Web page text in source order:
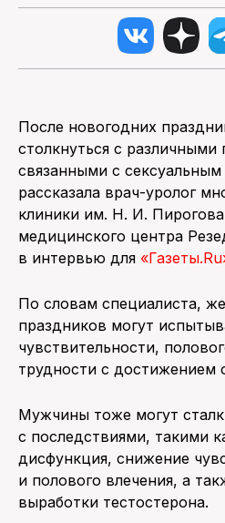
После новогодних
столкнуться с различными
связанными с
рассказала врач-уролог
клиники им. Н. И.
медицинского центра
в интервью для
По словам специалиста,
праздников могут
чувствительности,
трудности с достижением
Мужчины тоже могут
с последствиями, такими
дисфункция, снижение
и полового влечения, а
выработки тестостерона.